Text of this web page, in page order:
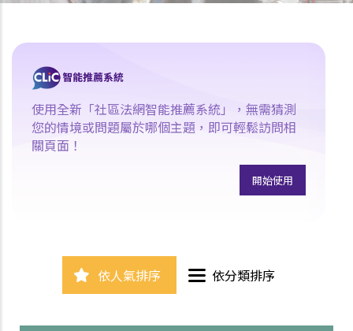
使用全新「社區法網智能推薦系統」，無需猜測
您的情境或問題屬於哪個主題，即可輕鬆訪問相
關頁面！
開始使用
依人氣排序 依分類排序